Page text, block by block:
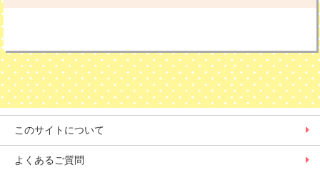
このサイトについて
よくあるご質問